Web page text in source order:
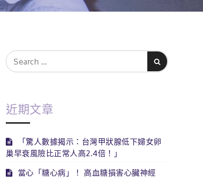
Search
for:
Search
近期文章
「驚人數據揭示：台灣甲狀腺低下婦女卵
巢早衰風險比正常人高2.4倍！」
當心「糖心病」！ 高血糖損害心臟神經